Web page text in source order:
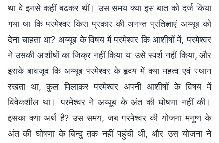
था वे इनसे कहीं बढ़कर थीं। उस समय क्या इस बात को दर्ज किया
गया था कि परमेश्वर किस प्रकार की अनन्त प्रतिज्ञाएं अय्यूब को
देना चाहता था? अय्यूब के विषय में परमेश्वर कि आशीषों में, परमेश्वर
ने उसकी आशीषों का जिक्र नहीं किया या उसे स्पर्श नहीं किया, और
इसके बावजूद कि अय्यूब परमेश्वर के हृदय में क्या महत्व एवं स्थान
रखता था, कुल मिलाकर परमेश्वर अपनी आशीषों के विषय में
विवेकशील था। परमेश्वर ने अय्यूब के अंत की घोषणा नहीं की।
इसका क्या अर्थ है? उस समय, जब परमेश्वर की योजना मनुष्य के
अंत की घोषणा के बिन्दु तक नहीं पहुंची थी, और उस योजना ने